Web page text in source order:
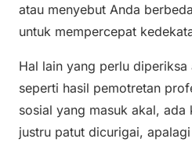
atau menyebut Anda
untuk mempercepat
Hal lain yang perlu
seperti hasil pemotretan
sosial yang masuk akal,
justru patut dicurigai,